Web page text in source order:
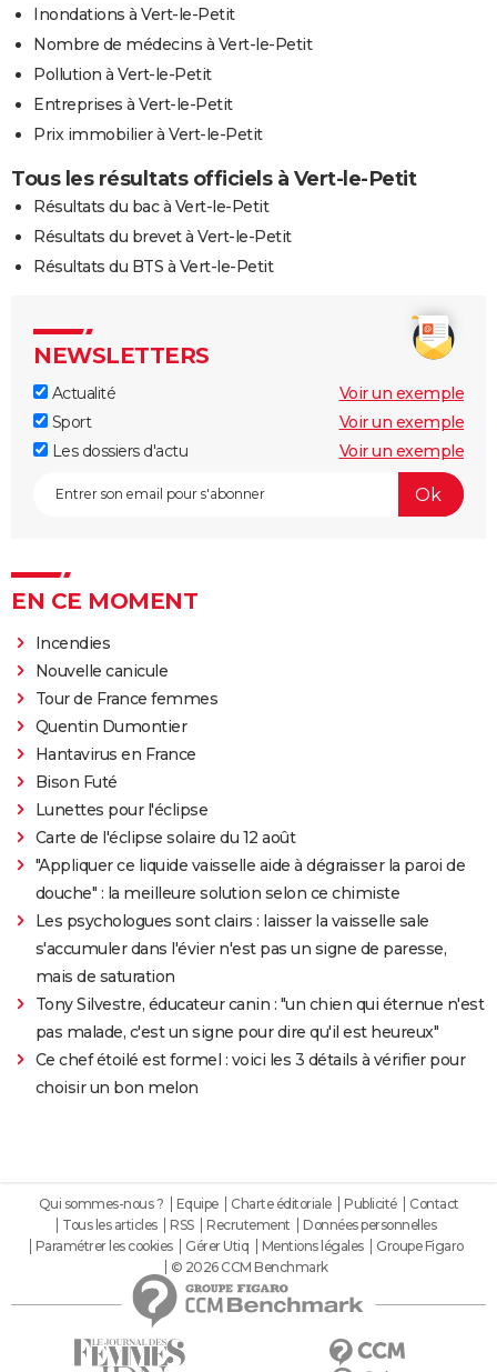
Inondations à Vert-le-Petit
Nombre de médecins à Vert-le-Petit
Pollution à Vert-le-Petit
Entreprises à Vert-le-Petit
Prix immobilier à Vert-le-Petit
Tous les résultats officiels à Vert-le-Petit
Résultats du bac à Vert-le-Petit
Résultats du brevet à Vert-le-Petit
Résultats du BTS à Vert-le-Petit
NEWSLETTERS
Actualité
Voir un exemple
Sport
Voir un exemple
Les dossiers d'actu
Voir un exemple
EN CE MOMENT
Incendies
Nouvelle canicule
Tour de France femmes
Quentin Dumontier
Hantavirus en France
Bison Futé
Lunettes pour l'éclipse
Carte de l'éclipse solaire du 12 août
"Appliquer ce liquide vaisselle aide à dégraisser la paroi de
douche" : la meilleure solution selon ce chimiste
Les psychologues sont clairs : laisser la vaisselle sale
s'accumuler dans l'évier n'est pas un signe de paresse,
mais de saturation
Tony Silvestre, éducateur canin : "un chien qui éternue n'est
pas malade, c'est un signe pour dire qu'il est heureux"
Ce chef étoilé est formel : voici les 3 détails à vérifier pour
choisir un bon melon
Qui sommes-nous ? Equipe Charte éditoriale Publicité
Contact
Tous les articles
RSS Recrutement
Données personnelles
Paramétrer les cookies
Gérer Utiq Mentions légales
Groupe Figaro
© 2026 CCM Benchmark